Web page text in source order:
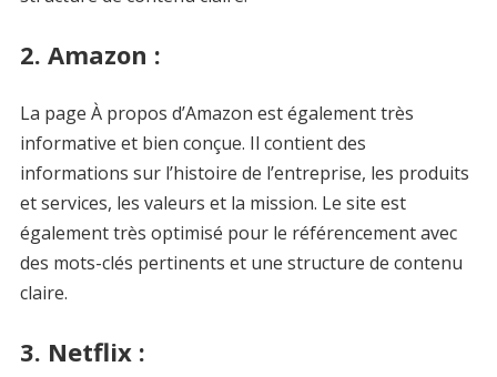
2. Amazon :
La page À propos d’Amazon est également très
informative et bien conçue. Il contient des
informations sur l’histoire de l’entreprise, les produits
et services, les valeurs et la mission. Le site est
également très optimisé pour le référencement avec
des mots-clés pertinents et une structure de contenu
claire.
3. Netflix :